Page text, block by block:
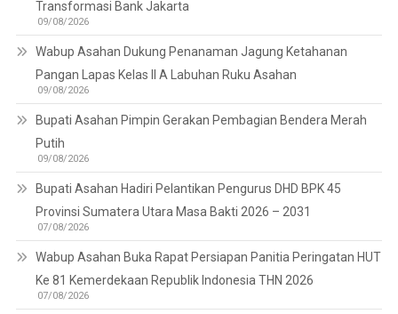
Transformasi Bank Jakarta
09/08/2026
Wabup Asahan Dukung Penanaman Jagung Ketahanan
Pangan Lapas Kelas II A Labuhan Ruku Asahan
09/08/2026
Bupati Asahan Pimpin Gerakan Pembagian Bendera Merah
Putih
09/08/2026
Bupati Asahan Hadiri Pelantikan Pengurus DHD BPK 45
Provinsi Sumatera Utara Masa Bakti 2026 – 2031
07/08/2026
Wabup Asahan Buka Rapat Persiapan Panitia Peringatan HUT
Ke 81 Kemerdekaan Republik Indonesia THN 2026
07/08/2026